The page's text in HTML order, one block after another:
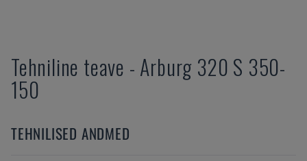
Tehniline teave - Arburg 320 S 350-
150
TEHNILISED ANDMED